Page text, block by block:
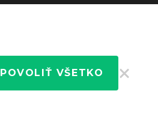
POVOLIŤ VŠETKO